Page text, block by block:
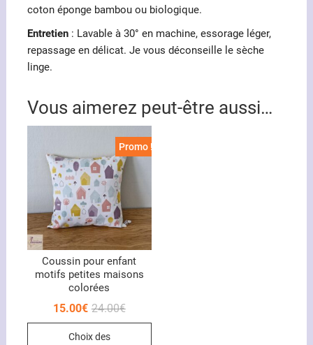
coton éponge bambou ou biologique.
Entretien: Lavable à 30° en machine, essorage léger,
repassage en délicat. Je vous déconseille le sèche
linge.
Vous aimerez peut-être aussi…
Promo !
Coussin pour enfant
motifs petites maisons
colorées
24.00€Le
15.00€
Le
Choix des
Ce